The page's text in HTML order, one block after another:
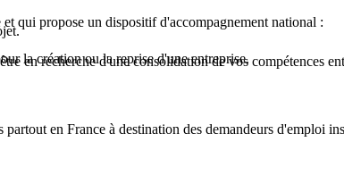
la création ou la reprise d'une entreprise.
en recherche d'une consolidation de vos compétences
qui propose un dispositif d'accompagnement national :
partout en France à destination des demandeurs d'emploi